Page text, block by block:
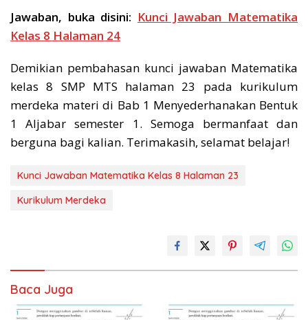
Jawaban, buka disini: Kunci Jawaban Matematika
Kelas 8 Halaman 24
Demikian pembahasan kunci jawaban Matematika
kelas 8 SMP MTS halaman 23 pada kurikulum
merdeka materi di Bab 1 Menyederhanakan Bentuk
1 Aljabar semester 1. Semoga bermanfaat dan
berguna bagi kalian. Terimakasih, selamat belajar!
Kunci Jawaban Matematika Kelas 8 Halaman 23
Kurikulum Merdeka
Baca Juga